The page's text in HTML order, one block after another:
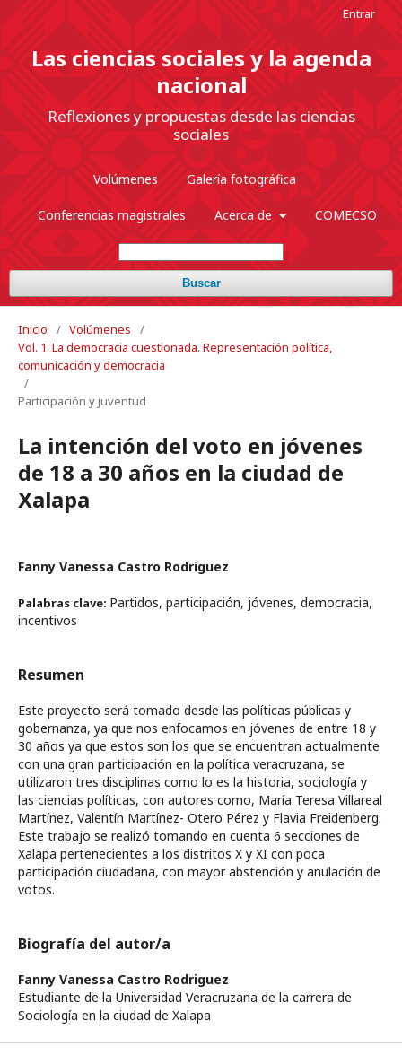
Las ciencias sociales y la agenda
nacional
Reflexiones y propuestas desde las ciencias
sociales
Volúmenes Galería fotográfica
Conferencias magistrales Acerca de COMECSO
Buscar
Entrar
Inicio / Volúmenes
/
Vol. 1: La democracia cuestionada. Representación política,
comunicación y democracia
/
Participación y juventud
La intención del voto en jóvenes
de 18 a 30 años en la ciudad de
Xalapa
Fanny Vanessa Castro Rodriguez
Palabras clave: Partidos, participación, jóvenes, democracia,
incentivos
Resumen
Este proyecto será tomado desde las políticas públicas y
gobernanza, ya que nos enfocamos en jóvenes de entre 18 y
30 años ya que estos son los que se encuentran actualmente
con una gran participación en la política veracruzana, se
utilizaron tres disciplinas como lo es la historia, sociología y
las ciencias políticas, con autores como, María Teresa Villareal
Martínez, Valentín Martínez- Otero Pérez y Flavia Freidenberg.
Este trabajo se realizó tomando en cuenta 6 secciones de
Xalapa pertenecientes a los distritos X y XI con poca
participación ciudadana, con mayor abstención y anulación de
votos.
Biografía del autor/a
Fanny Vanessa Castro Rodriguez
Estudiante de la Universidad Veracruzana de la carrera de
Sociología en la ciudad de Xalapa